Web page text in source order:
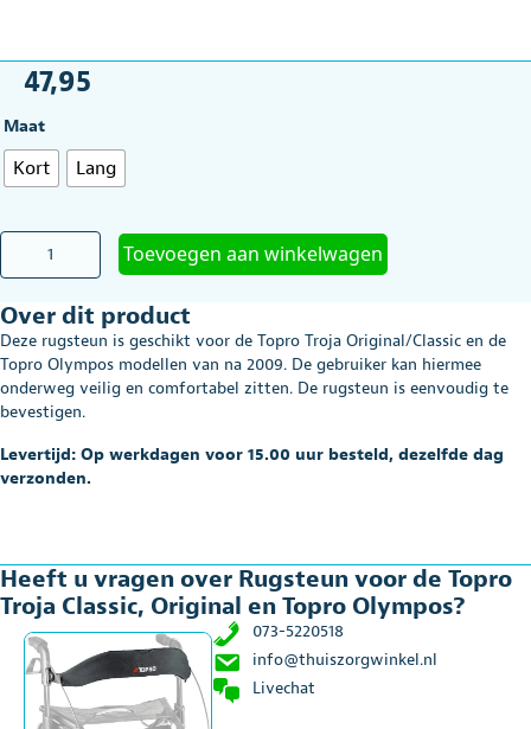
47,95
Maat
Kort Lang
Rugsteun
Topro
Troja
Classic,
Original
en
Olympos
aantal
Toevoegen aan winkelwagen
Over dit product
Deze rugsteun is geschikt voor de Topro Troja Original/Classic en de
Topro Olympos modellen van na 2009. De gebruiker kan hiermee
onderweg veilig en comfortabel zitten. De rugsteun is eenvoudig te
bevestigen.
Levertijd: Op werkdagen voor 15.00 uur besteld, dezelfde dag
verzonden.
Heeft u vragen over Rugsteun voor de Topro
Troja Classic, Original en Topro Olympos?
073-5220518
info@thuiszorgwinkel.nl
Livechat